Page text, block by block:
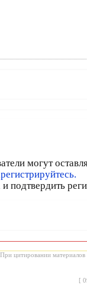
могут
подтвердить
При цитировании материалов
[